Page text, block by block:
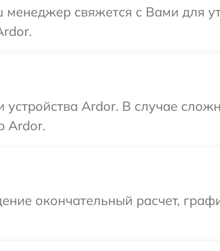
менеджер свяжется с Вами для
Ardor. В случае
Ardor.
окончательный расчет,